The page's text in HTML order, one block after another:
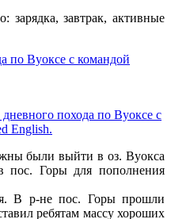
зарядка, завтрак, активные
были выйти в оз. Вуокса
пос. Горы для пополнения
В р-не пос. Горы прошли
ребятам массу хороших